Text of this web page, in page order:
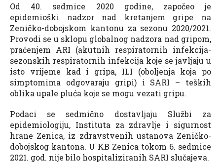
Od 40. sedmice 2020 godine, započeo je
epidemioški nadzor nad kretanjem gripe na
Zeničko-dobojskom kantonu za sezonu 2020/2021.
Provodi se u sklopu globalnog nadzora nad gripom,
praćenjem ARI (akutnih respiratornih infekcija-
sezonskih respiratornih infekcija koje se javljaju u
isto vrijeme kad i gripa, ILI (oboljenja koja po
simptomima odgovaraju gripi) i SARI – teških
oblika upale pluća koje se mogu vezati gripu.
Podaci se sedmično dostavljaju Službi za
epidemiologiju, Instituta za zdravlje i sigurnost
hrane Zenica, iz zdravstvenih ustanova Zeničko-
dobojskog kantona. U KB Zenica tokom 6. sedmice
2021. god. nije bilo hospitaliziranih SARI slučajeva.